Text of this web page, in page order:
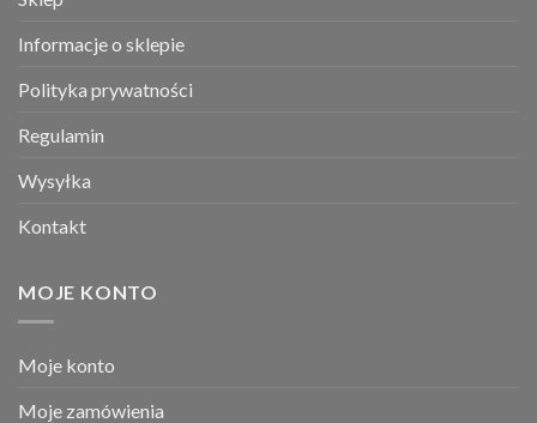
Informacje o sklepie
Polityka prywatności
Regulamin
Wysyłka
Kontakt
MOJE KONTO
Moje konto
Moje zamówienia